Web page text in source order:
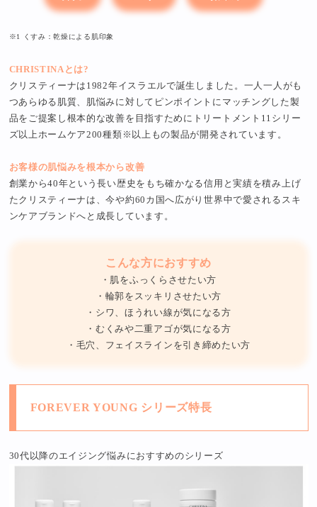
※1 くすみ：乾燥による肌印象
CHRISTINAとは?
クリスティーナは1982年イスラエルで誕生しました。一人一人がも
つあらゆる肌質、肌悩みに対してピンポイントにマッチングした製
品をご提案し根本的な改善を目指すためにトリートメント11シリー
ズ以上ホームケア200種類※以上もの製品が開発されています。
お客様の肌悩みを根本から改善
創業から40年という長い歴史をもち確かなる信用と実績を積み上げ
た​​クリスティーナは、今や約60カ国へ広がり世界中で愛されるスキ
ンケアブランドへと成長しています。
こんな方におすすめ
・肌をふっくらさせたい方
・輪郭をスッキリさせたい方
・シワ、ほうれい線が気になる方
・むくみや二重アゴが気になる方
・毛穴、フェイスラインを引き締めたい方
FOREVER YOUNG シリーズ特長
30代以降のエイジング悩みにおすすめのシリーズ